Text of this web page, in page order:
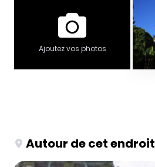
Ajoutez vos photos
Autour de cet endroit